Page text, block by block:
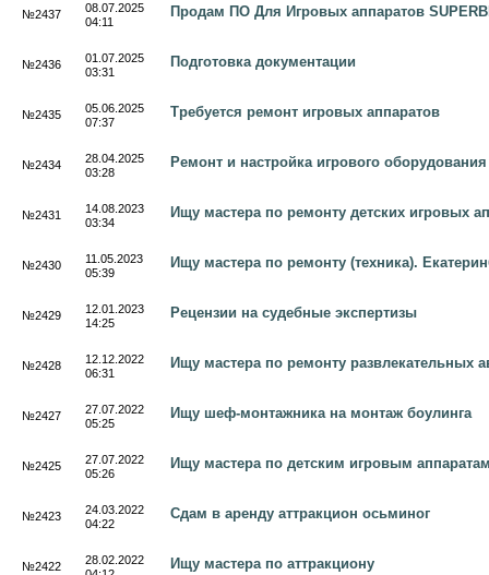
№2437
08.07.2025
04:11
Продам ПО Для Игровых аппаратов
№2436
01.07.2025
03:31
Подготовка документации
№2435
05.06.2025
07:37
Требуется ремонт игровых аппаратов
№2434
28.04.2025
03:28
Ремонт и настройка игрового оборудования
№2431
14.08.2023
03:34
Ищу мастера по ремонту детских игровых
№2430
11.05.2023
05:39
Ищу мастера по ремонту (техника).
№2429
12.01.2023
14:25
Рецензии на судебные экспертизы
№2428
12.12.2022
06:31
Ищу мастера по ремонту развлекательных
№2427
27.07.2022
05:25
Ищу шеф-монтажника на монтаж боулинга
№2425
27.07.2022
05:26
Ищу мастера по детским игровым
№2423
24.03.2022
04:22
Сдам в аренду аттракцион осьминог
№2422
28.02.2022
Ищу мастера по аттракциону